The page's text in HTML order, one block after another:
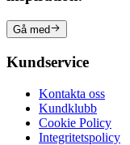
Gå med
Kundservice
Kontakta oss
Kundklubb
Cookie Policy
Integritetspolicy